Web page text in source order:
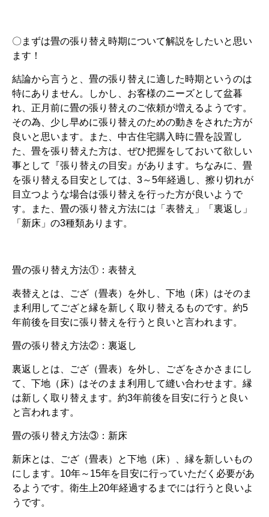
〇まずは畳の張り替え時期について解説をしたいと思い
ます！
結論から言うと、畳の張り替えに適した時期というのは
特にありません。しかし、お客様のニーズとして盆暮
れ、正月前に畳の張り替えのご依頼が増えるようです。
その為、少し早めに張り替えのための動きをされた方が
良いと思います。また、中古住宅購入時に畳を設置し
た、畳を張り替えた方は、ぜひ把握をしておいて欲しい
事として『張り替えの目安』があります。ちなみに、畳
を張り替える目安としては、3～5年経過し、擦り切れが
目立つような場合は張り替えを行った方が良いようで
す。また、畳の張り替え方法には「表替え」「裏返し」
「新床」の3種類あります。
畳の張り替え方法①：表替え
表替えとは、ござ（畳表）を外し、下地（床）はそのま
ま利用してござと縁を新しく取り替えるものです。約5
年前後を目安に張り替えを行うと良いと言われます。
畳の張り替え方法②：裏返し
裏返しとは、ござ（畳表）を外し、ござをさかさまにし
て、下地（床）はそのまま利用して縫い合わせます。縁
は新しく取り替えます。約3年前後を目安に行うと良い
と言われます。
畳の張り替え方法③：新床
新床とは、ござ（畳表）と下地（床）、縁を新しいもの
にします。10年～15年を目安に行っていただく必要があ
るようです。衛生上20年経過するまでには行うと良いよ
うです。